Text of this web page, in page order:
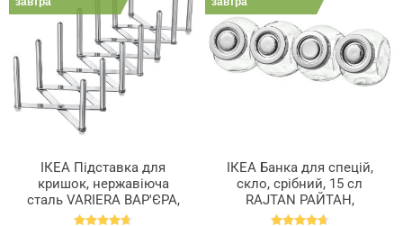
ІКЕА Підставка для
кришок, нержавіюча
сталь VARIERA ВАР'ЄРА,
701.548.00
ІКЕА Банка для спецій,
скло, срібний, 15 сл
RAJTAN РАЙТАН,
400.647.02